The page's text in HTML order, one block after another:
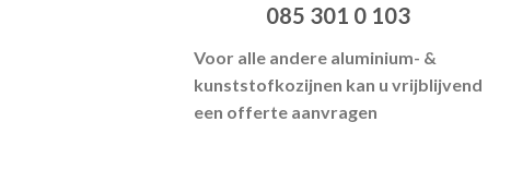
085 301 0 103
Voor alle andere aluminium- &
kunststofkozijnen kan u vrijblijvend
een offerte aanvragen